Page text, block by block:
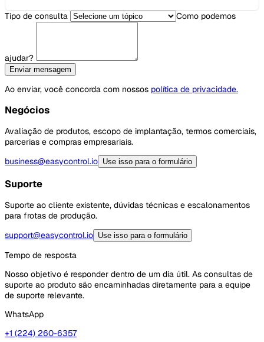
Tipo de consulta Como podemos
ajudar?
Enviar mensagem
Ao enviar, você concorda com nossos política de privacidade.
Negócios
Avaliação de produtos, escopo de implantação, termos comerciais,
parcerias e compras empresariais.
business@easycontrol.io Use isso para o formulário
Suporte
Suporte ao cliente existente, dúvidas técnicas e escalonamentos
para frotas de produção.
support@easycontrol.io Use isso para o formulário
Tempo de resposta
Nosso objetivo é responder dentro de um dia útil. As consultas de
suporte ao produto são encaminhadas diretamente para a equipe
de suporte relevante.
WhatsApp
+1 (224) 260-6357